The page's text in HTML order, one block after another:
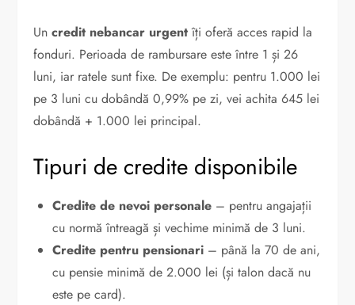
Uncredit nebancar urgentîți oferă acces rapid la
fonduri. Perioada de rambursare este între 1 și 26
luni, iar ratele sunt fixe. De exemplu: pentru 1.000 lei
pe 3 luni cu dobândă 0,99% pe zi, vei achita 645 lei
dobândă + 1.000 lei principal.
Tipuri de credite disponibile
Credite de nevoi personale – pentru angajații
cu normă întreagă și vechime minimă de 3 luni.
Credite pentru pensionari – până la 70 de ani,
cu pensie minimă de 2.000 lei (și talon dacă nu
este pe card).